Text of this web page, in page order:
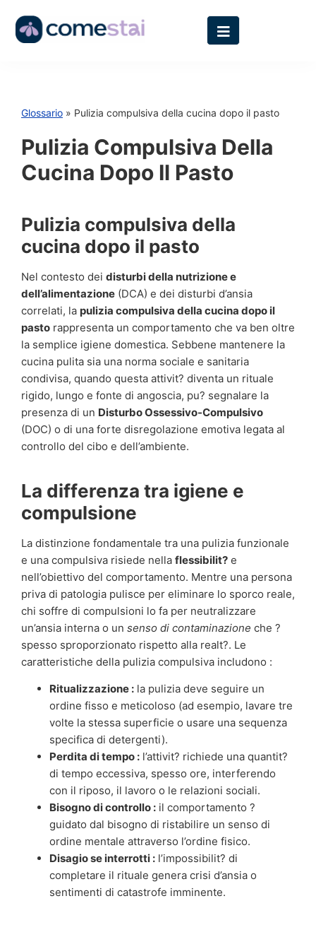
Glossario » Pulizia compulsiva della cucina dopo il pasto
Pulizia Compulsiva Della
Cucina Dopo Il Pasto
Pulizia compulsiva della
cucina dopo il pasto
Nel contesto dei disturbi della nutrizione e
dell’alimentazione (DCA) e dei disturbi d’ansia
correlati, la pulizia compulsiva della cucina dopo il
pasto rappresenta un comportamento che va ben oltre
la semplice igiene domestica. Sebbene mantenere la
cucina pulita sia una norma sociale e sanitaria
condivisa, quando questa attivit? diventa un rituale
rigido, lungo e fonte di angoscia, pu? segnalare la
presenza di un Disturbo Ossessivo-Compulsivo
(DOC) o di una forte disregolazione emotiva legata al
controllo del cibo e dell’ambiente.
La differenza tra igiene e
compulsione
La distinzione fondamentale tra una pulizia funzionale
e una compulsiva risiede nella flessibilit? e
nell’obiettivo del comportamento. Mentre una persona
priva di patologia pulisce per eliminare lo sporco reale,
chi soffre di compulsioni lo fa per neutralizzare
un’ansia interna o un senso di contaminazione che ?
spesso sproporzionato rispetto alla realt?. Le
caratteristiche della pulizia compulsiva includono :
Ritualizzazione : la pulizia deve seguire un
ordine fisso e meticoloso (ad esempio, lavare tre
volte la stessa superficie o usare una sequenza
specifica di detergenti).
Perdita di tempo : l’attivit? richiede una quantit?
di tempo eccessiva, spesso ore, interferendo
con il riposo, il lavoro o le relazioni sociali.
Bisogno di controllo : il comportamento ?
guidato dal bisogno di ristabilire un senso di
ordine mentale attraverso l’ordine fisico.
Disagio se interrotti : l’impossibilit? di
completare il rituale genera crisi d’ansia o
sentimenti di catastrofe imminente.